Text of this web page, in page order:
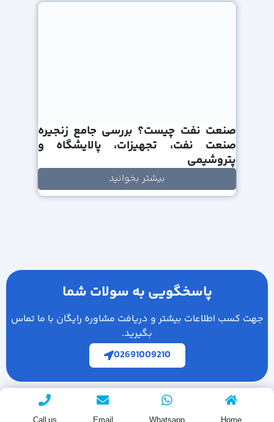
صنعت نفت چیست؟ بررسی جامع زنجیره
صنعت نفت، تجهیزات، پالایشگاه و
پتروشیمی
بیشتر بخوانید
پاسخگویی به سولات شما
جهت کسب اطلاعات بیشتر و دریافت مشاوره رایگان با ما تماس
بگیرید.
02691009210